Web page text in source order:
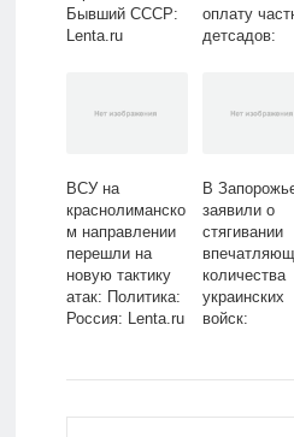
Бывший СССР:
Lenta.ru
оплату
детсадов:
ВСУ на
краснолиманско
м направлении
перешли на
новую тактику
атак: Политика:
Россия: Lenta.ru
В
заявили о
стягивании
количества
украинских
войск: